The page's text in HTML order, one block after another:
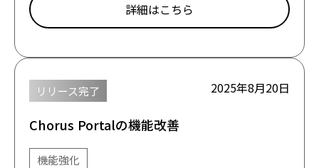
詳細はこちら
リリース完了 2025年8月20日
Chorus Portalの機能改善
機能強化